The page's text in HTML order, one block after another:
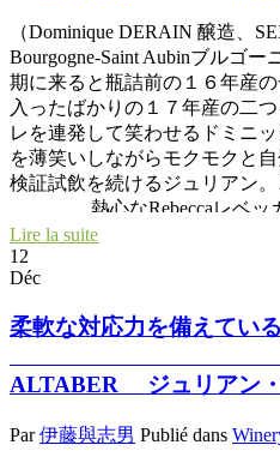
エ。醸造所も新築して気合十
クロールの風味に似て
今、ボジョレの若手醸造家の
ラ・タルバルド醸造元のシル
難しかった２０１７年を全く
た栽培対応の名人。爽やかで
るシルべール。 ここコワンス
いる人気ワイン。これからが
★Sextantセクスタン醸造
ーニュからはやはり人気急上
ル。しかも銘醸ブルゴーニュ
いブルゴーニュはここコワン
いるのを見る。 ★Sylvain
スポ醸造★ シルヴァン・レス
地方で目立たないけど、静か
（Dominique DERAIN 醸造、
Bourgogne-Saint Aubinブルゴ
期に来ると瓶詰前の１６年産
入ったばかりの１７年産の二
レを連発して笑わせるドミニ
を薄笑いしながらモクモクと
検証試飲を続けるジュリアン。
熱心なRebeccaレベッカ
ネラルがきいたブルゴーニュ
年産をどうしても試飲したか
レベッカもバーバラも驚く。
った。１７年産は更に充実し
体の旨味、酸とミネラル、果
であった。 ジュリアンの醸造
ダイレクトプレスのロゼ、
味しい。 ウーン、Magnifique!!
Lire la suite
12
Déc
柔軟な対応力を備えている
ALTABER ジュリアン
Par伊藤與志男 Publié dans